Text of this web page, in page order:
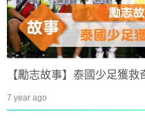
【勵志故事】泰國少足獲救
7 year ago